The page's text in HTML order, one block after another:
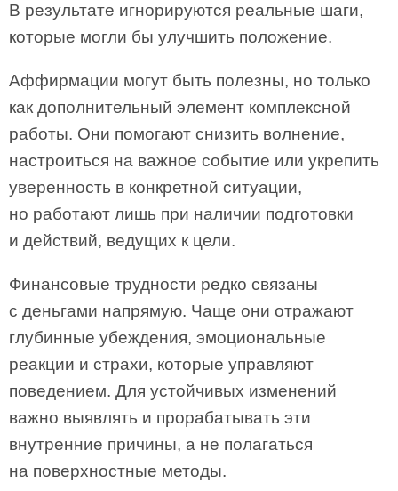
В результате игнорируются реальные шаги,
которые могли бы улучшить положение.
Аффирмации могут быть полезны, но только
как дополнительный элемент комплексной
работы. Они помогают снизить волнение,
настроиться на важное событие или укрепить
уверенность в конкретной ситуации,
но работают лишь при наличии подготовки
и действий, ведущих к цели.
Финансовые трудности редко связаны
с деньгами напрямую. Чаще они отражают
глубинные убеждения, эмоциональные
реакции и страхи, которые управляют
поведением. Для устойчивых изменений
важно выявлять и прорабатывать эти
внутренние причины, а не полагаться
на поверхностные методы.